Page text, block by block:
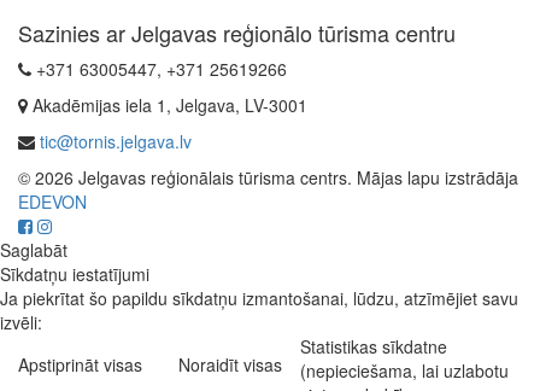
Sazinies ar Jelgavas reģionālo tūrisma centru
+371 63005447, +371 25619266
Akadēmijas iela 1, Jelgava, LV-3001
tic@tornis.jelgava.lv
© 2026 Jelgavas reģionālais tūrisma centrs. Mājas lapu izstrādāja
EDEVON
Saglabāt
Sīkdatņu iestatījumi
Ja piekrītat šo papildu sīkdatņu izmantošanai, lūdzu, atzīmējiet savu
izvēli:
Apstiprināt visas
Noraidīt visas
Statistikas sīkdatne
(nepieciešama, lai uzlabotu